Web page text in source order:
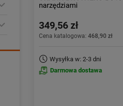
narzędziami
349,56 zł
Cena katalogowa: 468,90 zł
Wysyłka w: 2-3 dni
Darmowa dostawa